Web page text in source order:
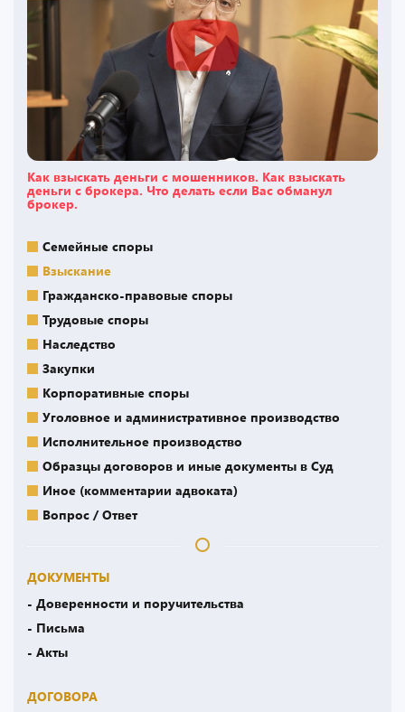
Как взыскать деньги с мошенников. Как взыскать
деньги с брокера. Что делать если Вас обманул
брокер.
Семейные споры
Взыскание
Гражданско-правовые споры
Трудовые споры
Наследство
Закупки
Корпоративные споры
Уголовное и административное производство
Исполнительное производство
Образцы договоров и иные документы в Суд
Иное (комментарии адвоката)
Вопрос / Ответ
ДОКУМЕНТЫ
- Доверенности и поручительства
- Письма
- Акты
ДОГОВОРА